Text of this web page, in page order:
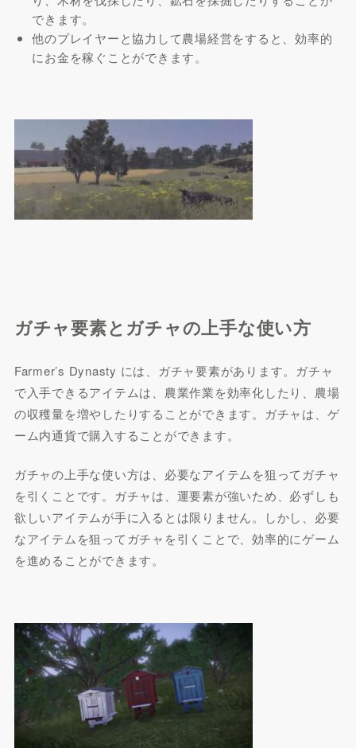
できます。
他のプレイヤーと協力して農場経営をすると、効率的
にお金を稼ぐことができます。
ガチャ要素とガチャの上手な使い方
Farmer’s Dynasty には、ガチャ要素があります。ガチャ
で入手できるアイテムは、農業作業を効率化したり、農場
の収穫量を増やしたりすることができます。ガチャは、ゲ
ーム内通貨で購入することができます。
ガチャの上手な使い方は、必要なアイテムを狙ってガチャ
を引くことです。ガチャは、運要素が強いため、必ずしも
欲しいアイテムが手に入るとは限りません。しかし、必要
なアイテムを狙ってガチャを引くことで、効率的にゲーム
を進めることができます。